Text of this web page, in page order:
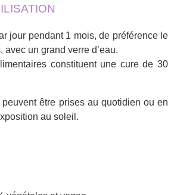
jour pendant 1 mois, de préférence le
avec un grand verre d’eau.
constituent une cure de 30
peuvent être prises au quotidien ou en
au soleil.